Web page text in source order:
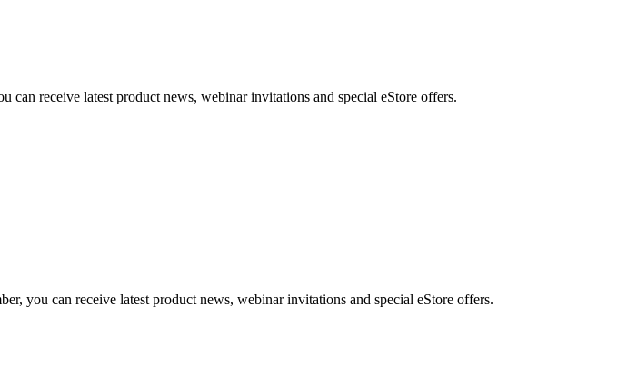
receive latest product news, webinar invitations and special eStore offers.
you can receive latest product news, webinar invitations and special eStore offers.